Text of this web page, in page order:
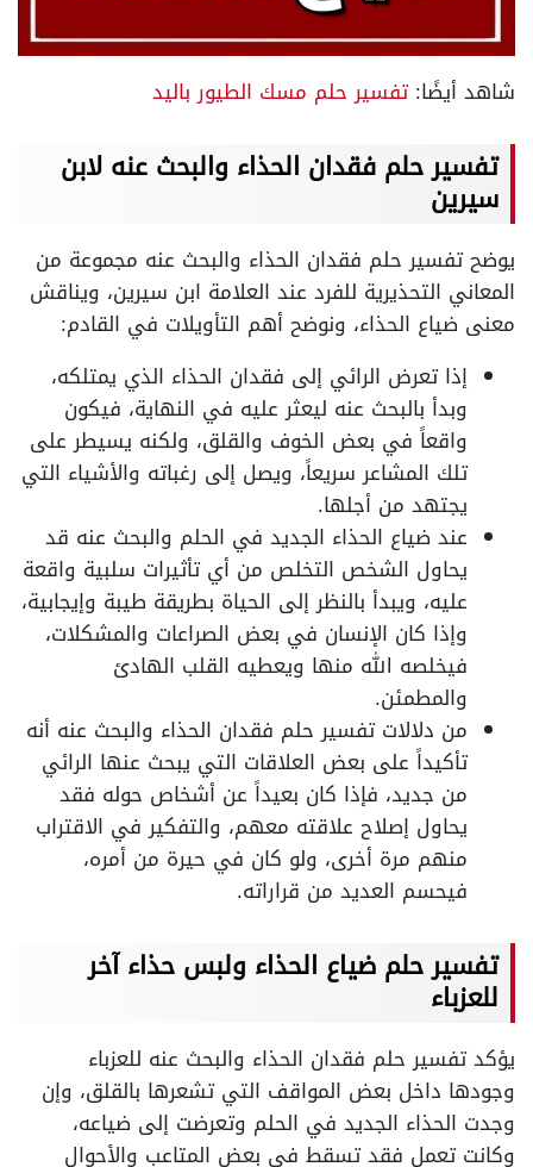
شاهد أيضًا:تفسير حلم مسك الطيور باليد
تفسير حلم فقدان الحذاء والبحث عنه لابن
سيرين
يوضح تفسير حلم فقدان الحذاء والبحث عنه مجموعة من
المعاني التحذيرية للفرد عند العلامة ابن سيرين، ويناقش
معنى ضياع الحذاء، ونوضح أهم التأويلات في القادم:
إذا تعرض الرائي إلى فقدان الحذاء الذي يمتلكه،
وبدأ بالبحث عنه ليعثر عليه في النهاية، فيكون
واقعاً في بعض الخوف والقلق، ولكنه يسيطر على
تلك المشاعر سريعاً، ويصل إلى رغباته والأشياء التي
يجتهد من أجلها.
عند ضياع الحذاء الجديد في الحلم والبحث عنه قد
يحاول الشخص التخلص من أي تأثيرات سلبية واقعة
عليه، ويبدأ بالنظر إلى الحياة بطريقة طيبة وإيجابية،
وإذا كان الإنسان في بعض الصراعات والمشكلات،
فيخلصه الله منها ويعطيه القلب الهادئ
والمطمئن.
من دلالات تفسير حلم فقدان الحذاء والبحث عنه أنه
تأكيداً على بعض العلاقات التي يبحث عنها الرائي
من جديد، فإذا كان بعيداً عن أشخاص حوله فقد
يحاول إصلاح علاقته معهم، والتفكير في الاقتراب
منهم مرة أخرى، ولو كان في حيرة من أمره،
فيحسم العديد من قراراته.
تفسير حلم ضياع الحذاء ولبس حذاء آخر
للعزباء
يؤكد تفسير حلم فقدان الحذاء والبحث عنه للعزباء
وجودها داخل بعض المواقف التي تشعرها بالقلق، وإن
وجدت الحذاء الجديد في الحلم وتعرضت إلى ضياعه،
وكانت تعمل فقد تسقط في بعض المتاعب والأحوال